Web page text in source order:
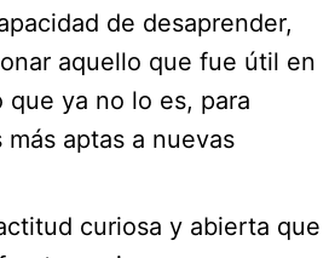
de desaprender,
aquello que fue útil en
que ya no lo es, para
aptas a nuevas
curiosa y abierta que